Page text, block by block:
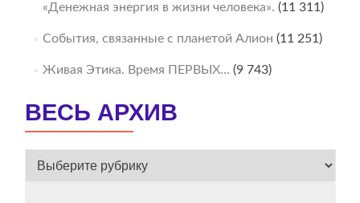
«Денежная энергия в жизни человека». (11 311)
События, связанные с планетой Алион (11 251)
Живая Этика. Время ПЕРВЫХ… (9 743)
ВЕСЬ АРХИВ
ВЕСЬ